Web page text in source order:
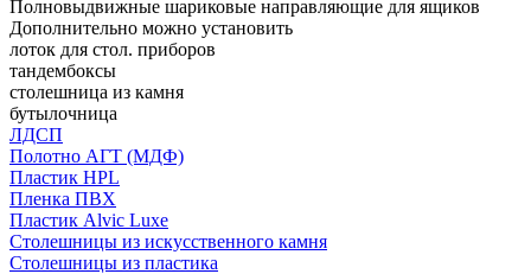
Полновыдвижные шариковые направляющие для ящиков
Дополнительно можно установить
лоток для стол. приборов
тандембоксы
столешница из камня
бутылочница
ЛДСП
Полотно АГТ (МДФ)
Пластик HPL
Пленка ПВХ
Пластик Alvic Luxe
Столешницы из искусственного камня
Столешницы из пластика